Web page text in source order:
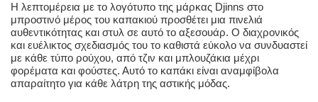
Η λεπτομέρεια με το λογότυπο της μάρκας Djinns στο
μπροστινό μέρος του καπακιού προσθέτει μια πινελιά
αυθεντικότητας και στυλ σε αυτό το αξεσουάρ. Ο διαχρονικός
και ευέλικτος σχεδιασμός του το καθιστά εύκολο να συνδυαστεί
με κάθε τύπο ρούχου, από τζιν και μπλουζάκια μέχρι
φορέματα και φούστες. Αυτό το καπάκι είναι αναμφίβολα
απαραίτητο για κάθε λάτρη της αστικής μόδας.